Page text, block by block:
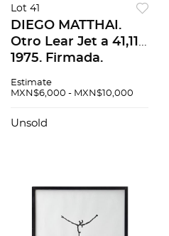
Lot 41
DIEGO MATTHAI.
Otro Lear Jet a 41,111,
1975. Firmada.
42 / 50. 50 x 50 cm
Estimate
MXN$6,000 - MXN$10,000
Unsold